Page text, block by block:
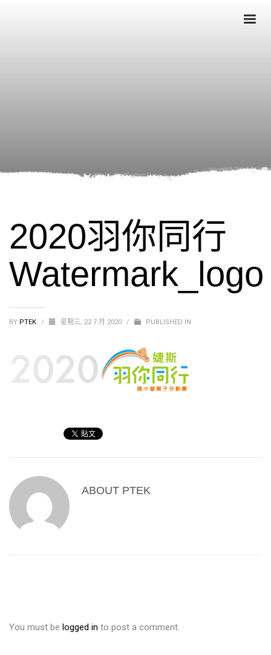
2020羽你同行
Watermark_logo
BY PTEK / 星期三, 22 7 月 2020 / PUBLISHED IN
ABOUT PTEK
You must be logged in to post a comment.